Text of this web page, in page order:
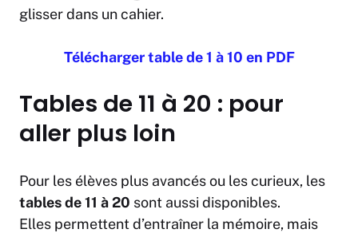
glisser dans un cahier.
Télécharger table de 1 à 10 en PDF
Tables de 11 à 20 : pour
aller plus loin
Pour les élèves plus avancés ou les curieux, les
tables de 11 à 20 sont aussi disponibles.
Elles permettent d’entraîner la mémoire, mais